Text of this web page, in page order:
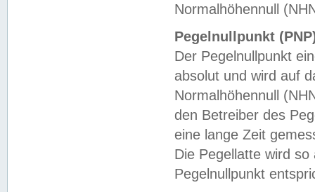
Normalhöhennull
Pegelnullpunkt
Der Pegelnullpunkt
absolut und wird auf
Normalhöhennull
den Betreiber des
eine lange Zeit
Die Pegellatte wird
Pegelnullpunkt